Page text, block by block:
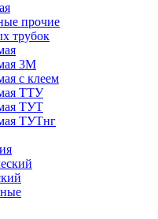
прочие
трубок
3М
с клеем
ТТУ
ТУТ
ТУТнг